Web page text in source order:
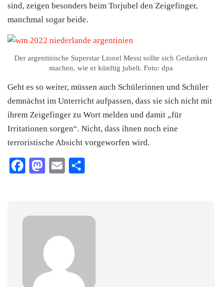
sind, zeigen besonders beim Torjubel den Zeigefinger,
manchmal sogar beide.
Der argentinische Superstar Lionel Messi sollte sich Gedanken
machen, wie er künftig jubelt. Foto: dpa
Geht es so weiter, müssen auch Schülerinnen und Schüler
demnächst im Unterricht aufpassen, dass sie sich nicht mit
ihrem Zeigefinger zu Wort melden und damit „für
Irritationen sorgen“. Nicht, dass ihnen noch eine
terroristische Absicht vorgeworfen wird.
Facebook
Mastodon
Email